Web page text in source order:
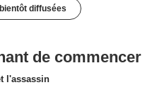
diffusées
de commencer
l'assassin